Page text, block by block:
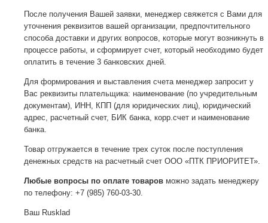
После получения Вашей заявки, менеджер свяжется с Вами для
уточнения реквизитов вашей организации, предпочтительного
способа доставки и других вопросов, которые могут возникнуть в
процессе работы, и сформирует счет, который необходимо будет
оплатить в течение 3 банковских дней.
Для формирования и выставления счета менеджер запросит у
Вас реквизиты плательщика: наименование (по учредительным
документам), ИНН, КПП (для юридических лиц), юридический
адрес, расчетный счет, БИК банка, корр.счет и наименование
банка.
Товар отгружается в течение трех суток после поступления
денежных средств на расчетный счет ООО «ПТК ПРИОРИТЕТ».
Любые вопросы по оплате товаров можно задать менеджеру
по телефону: +7 (985) 760-03-30.
Ваш Rusklad